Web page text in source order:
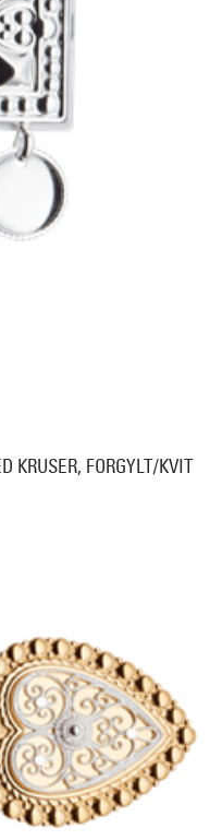
KRUSER, FORGYLT/KVIT